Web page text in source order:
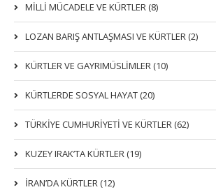
MİLLİ MÜCADELE VE KÜRTLER (8)
LOZAN BARIŞ ANTLAŞMASI VE KÜRTLER (2)
KÜRTLER VE GAYRIMÜSLIMLER (10)
KÜRTLERDE SOSYAL HAYAT (20)
TÜRKİYE CUMHURİYETİ VE KÜRTLER (62)
KUZEY IRAK’TA KÜRTLER (19)
İRAN’DA KÜRTLER (12)